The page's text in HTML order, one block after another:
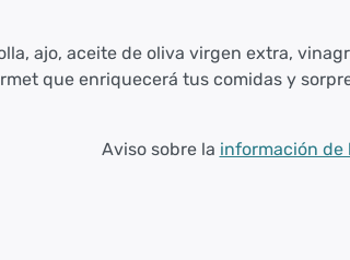
ajo, aceite de oliva virgen extra,
que enriquecerá tus comidas y
Aviso sobre la información de